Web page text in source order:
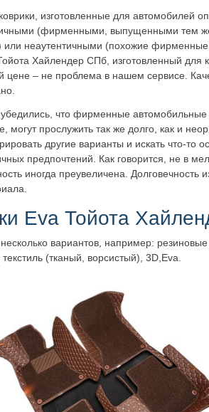
изготовленные для автомобилей
(фирменными, выпущенными тем
или неаутентичными (похожие
Хайлендер СПб, изготовленный для
цене – не проблема в нашем сервисе.
что фирменные автомобильные
могут прослужить так же долго, как и
другие варианты и искать что-то
предпочтений. Как говорится, не в
иногда преувеличена. Долговечность
Eva Тойота
вариантов, например:
(тканый, ворсистый), 3D,Eva.